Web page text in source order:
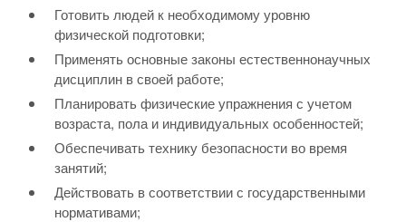
Готовить людей к необходимому уровню
физической подготовки;
Применять основные законы естественнонаучных
дисциплин в своей работе;
Планировать физические упражнения с учетом
возраста, пола и индивидуальных особенностей;
Обеспечивать технику безопасности во время
занятий;
Действовать в соответствии с государственными
нормативами;